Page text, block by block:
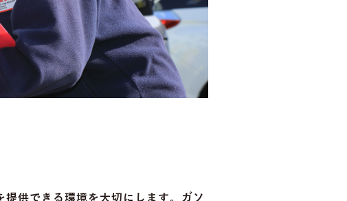
供できる環境を大切にします。ガソ